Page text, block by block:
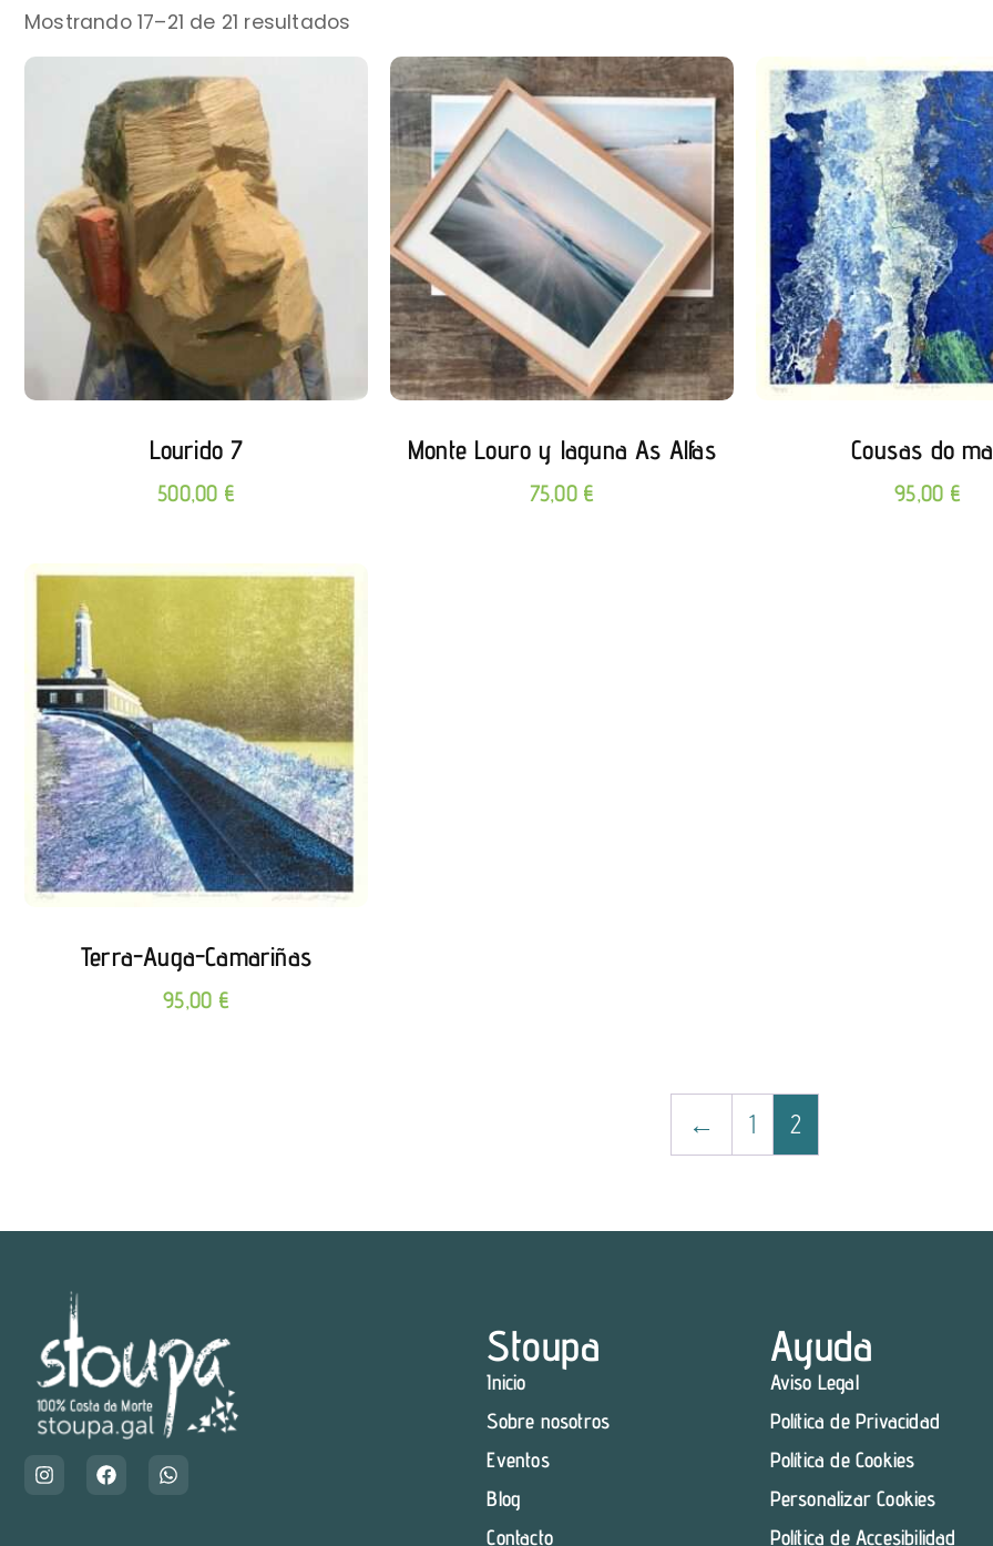
Mostrando 17–21 de 21 resultados
Lourido 7
500,00 €
Monte Louro y laguna As Alfas
75,00 €
Cousas do
95,00 €
Terra-Auga-Camariñas
95,00 €
← 1 2
Stoupa
Inicio
Sobre nosotros
Eventos
Blog
Contacto
Ayuda
Aviso Legal
Política de Privacidad
Política de Cookies
Personalizar Cookies
Política de Accesibilidad